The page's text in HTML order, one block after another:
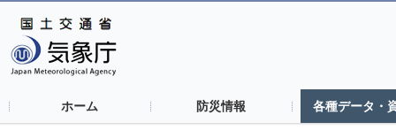
ホーム 防災情報 各種データ・